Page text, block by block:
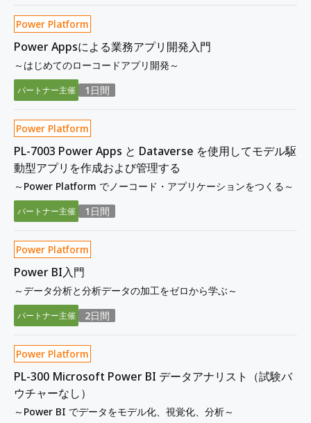
Power Platform
Power Appsによる業務アプリ開発入門
～はじめてのローコードアプリ開発～
パートナー主催 1日間
Power Platform
PL-7003 Power Apps と Dataverse を使用してモデル駆
動型アプリを作成および管理する
～Power Platform でノーコード・アプリケーションをつくる～
パートナー主催 1日間
Power Platform
Power BI入門
～データ分析と分析データの加工をゼロから学ぶ～
パートナー主催 2日間
Power Platform
PL-300 Microsoft Power BI データアナリスト（試験バ
ウチャーなし）
～Power BI でデータをモデル化、視覚化、分析～